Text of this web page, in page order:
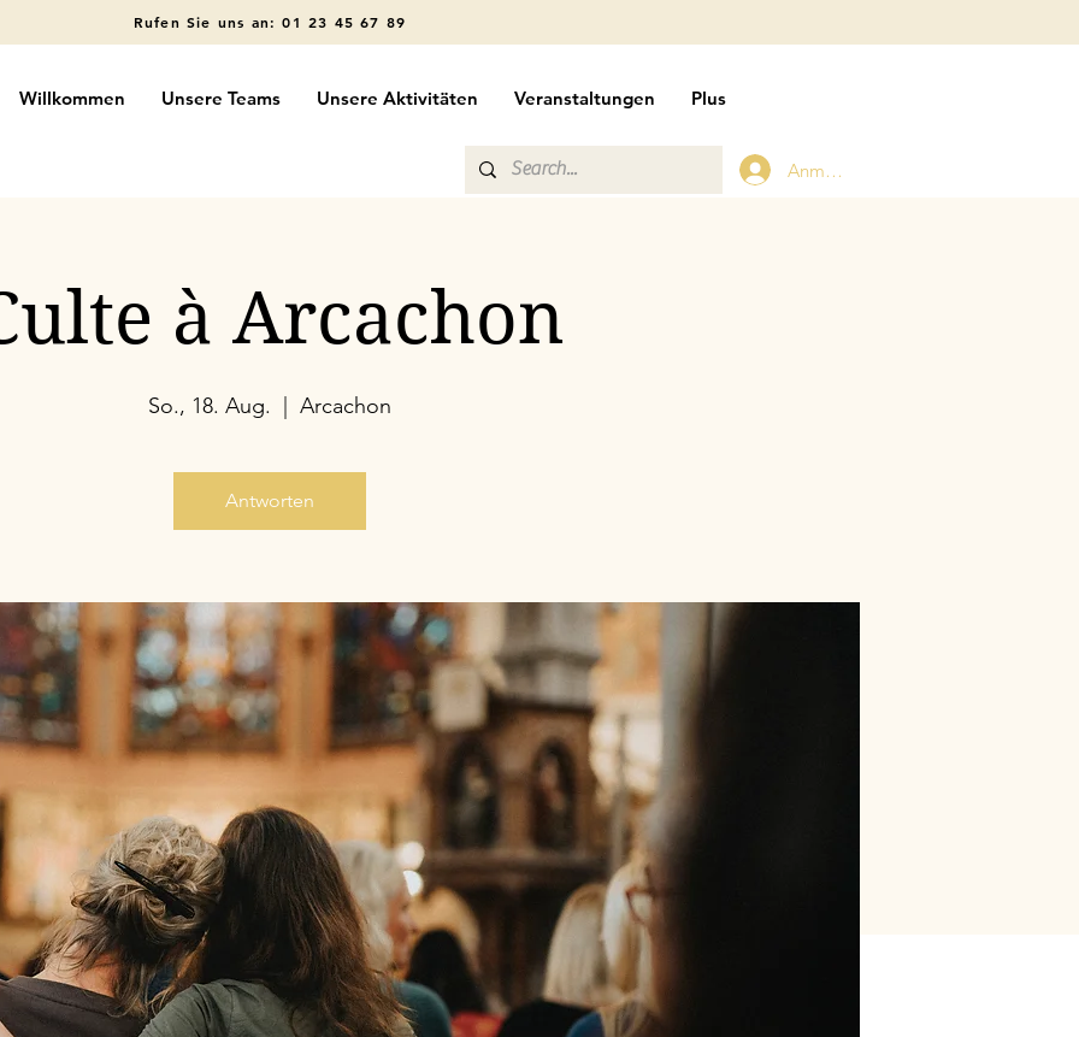
Rufen Sie uns an: 01 23 45 67 89
Willkommen Unsere Teams Unsere Aktivitäten Veranstaltungen Plus
Anmelden
à Arcachon
So., 18. Aug. Arcachon
Antworten